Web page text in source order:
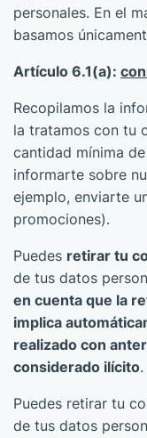
personales. En el
basamos
Artículo 6.1(a):
Recopilamos la
la tratamos con tu
cantidad mínima
informarte sobre
ejemplo, enviarte
promociones).
Puedes retirar tu
de tus datos
en cuenta que la
implica
realizado con
considerado ilícito.
Puedes retirar tu
de tus datos